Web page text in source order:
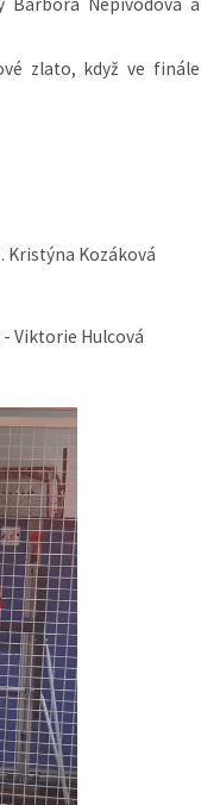
Barbora Nepivodová a
zlato, když ve finále
Kristýna Kozáková
Viktorie Hulcová